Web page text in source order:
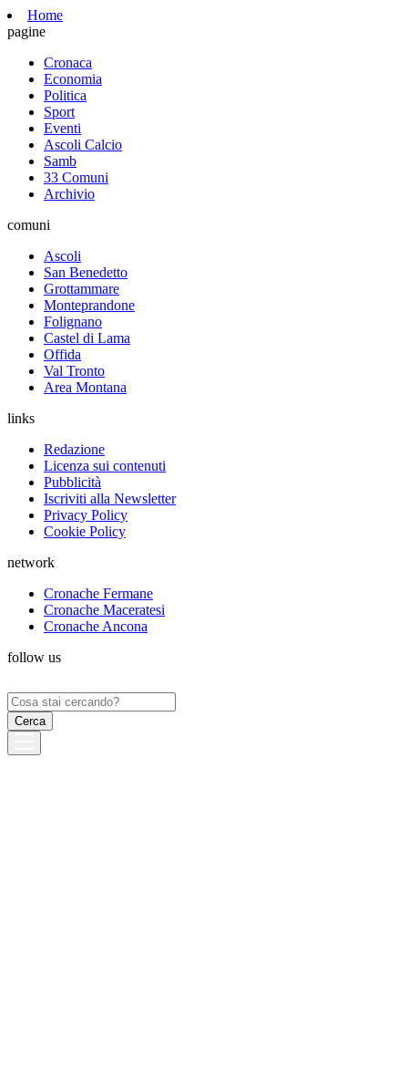
Home
pagine
Cronaca
Economia
Politica
Sport
Eventi
Ascoli Calcio
Samb
33 Comuni
Archivio
comuni
Ascoli
San Benedetto
Grottammare
Monteprandone
Folignano
Castel di Lama
Offida
Val Tronto
Area Montana
links
Redazione
Licenza sui contenuti
Pubblicità
Iscriviti alla Newsletter
Privacy Policy
Cookie Policy
network
Cronache Fermane
Cronache Maceratesi
Cronache Ancona
follow us
Ricerca
per: